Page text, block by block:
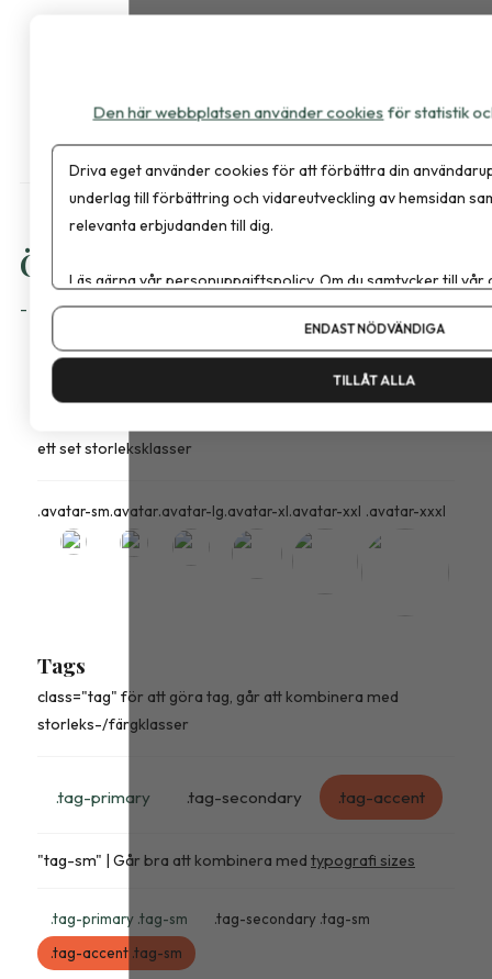
.color-success
Övrigt
- Lite övriga element
Avatar
ett set storleksklasser
.avatar-sm.avatar.avatar-lg.avatar-xl.avatar-xxl .avatar-xxxl
Tags
class="tag" för att göra tag, går att kombinera med
storleks-/färgklasser
.tag-primary .tag-secondary .tag-accent
"tag-sm" | Går bra att kombinera med typografi sizes
.tag-primary .tag-sm
.tag-secondary .tag-sm
.tag-accent .tag-sm
Den här webbplatsen använder cookies för statistik
Driva eget använder cookies för att förbättra din
underlag till förbättring och vidareutveckling av hemsidan
relevanta erbjudanden till dig.
Läs gärna vårpersonuppgiftspolicy. Om du samtycker till vår
Om du vill ändra ditt val i efterhand hittar du den möjligheten
ENDAST NÖDVÄNDIGA
TILLÅT ALLA